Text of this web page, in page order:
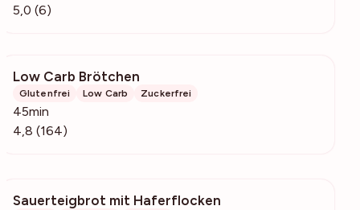
5,0 (6)
Low Carb Brötchen
Glutenfrei Low Carb Zuckerfrei
45min
4,8 (164)
Sauerteigbrot mit Haferflocken